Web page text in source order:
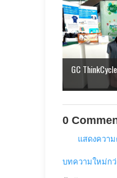
GC
0
แสดงควา
บทความใหม่กว่